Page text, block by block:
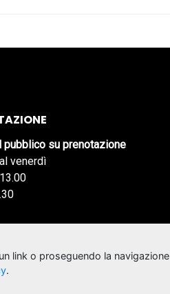
pubblico su prenotazione
venerdì
link o proseguendo la
.